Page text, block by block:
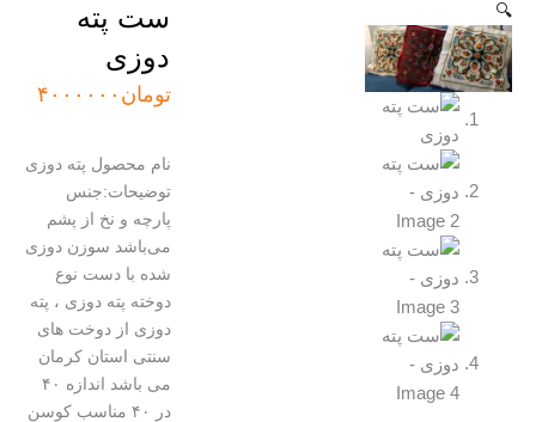
ست پته
دوزی
تومان۴۰۰۰۰۰۰
نام محصول پته دوزی
توضیحات:جنس
پارچه و نخ از پشم
می‌باشد سوزن دوزی
شده با دست نوع
دوخته پته دوزی ، پته
دوزی از دوخت های
سنتی استان کرمان
می باشد اندازه ۴۰
در ۴۰ مناسب کوسن